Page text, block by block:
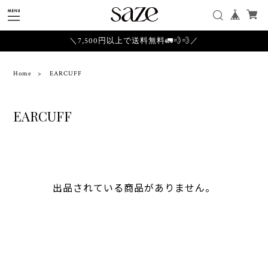
＼7,500円以上で送料無料🚛💨💨／
Home EARCUFF
EARCUFF
出品されている商品がありません。